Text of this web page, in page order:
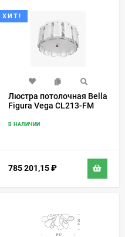
ХИТ!
Люстра потолочная Bella
Figura Vega CL213-FM
В НАЛИЧИИ
785 201,15₽